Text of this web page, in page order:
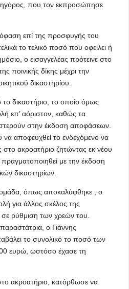
που τον εκπροσώπησε
επί της προσφυγής του
το τελικό ποσό που οφείλει ή
ο εισαγγελέας πρότεινε στο
ποινικής δίκης μέχρι την
δικαστηρίου.
δικαστήριο, το οποίο όμως
επ’ αόριστον, καθώς τα
στην έκδοση αποφάσεων.
να αποφευχθεί το ενδεχόμενο να
στο ακροατήριο ζητώντας εκ νέου
με την έκδοση
δικαστηρίων.
όπως αποκαλύφθηκε , ο
για άλλος σκέλος της
ρύθμιση των χρεών του.
ο Γιάννης
το συνολικό το ποσό των
ευρώ, ωστόσο έχασε τη
ακροατήριο, κατόρθωσε να